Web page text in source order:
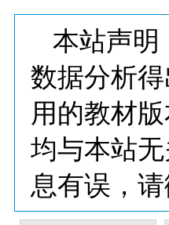
本站声明
数据分析
用的教材
均与本站
息有误，